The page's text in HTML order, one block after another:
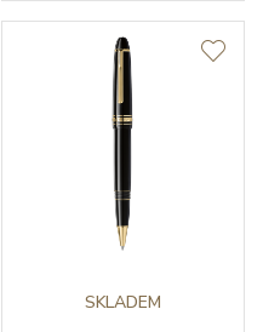
SKLADEM